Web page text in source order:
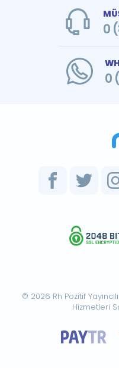
0
0
© 2026 Rh Pozitif
Hizmetleri